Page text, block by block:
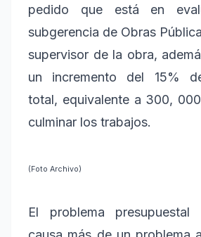
pedido que está en
subgerencia de Obras
supervisor de la obra,
un incremento del 15%
total, equivalente a 300,
culminar los trabajos.
(Foto Archivo)
El problema presupuestal